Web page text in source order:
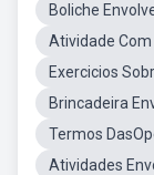
Boliche
Atividade Com
Exercicios
Brincadeira
Termos
Atividades